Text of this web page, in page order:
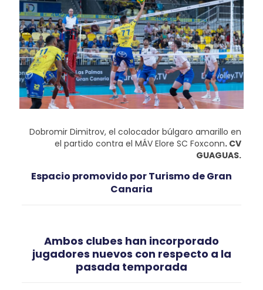
Dobromir Dimitrov, el colocador búlgaro amarillo en
el partido contra el MÁV Elore SC Foxconn. CV
GUAGUAS.
Espacio promovido por Turismo de Gran
Canaria
Ambos clubes han incorporado
jugadores nuevos con respecto a la
pasada temporada